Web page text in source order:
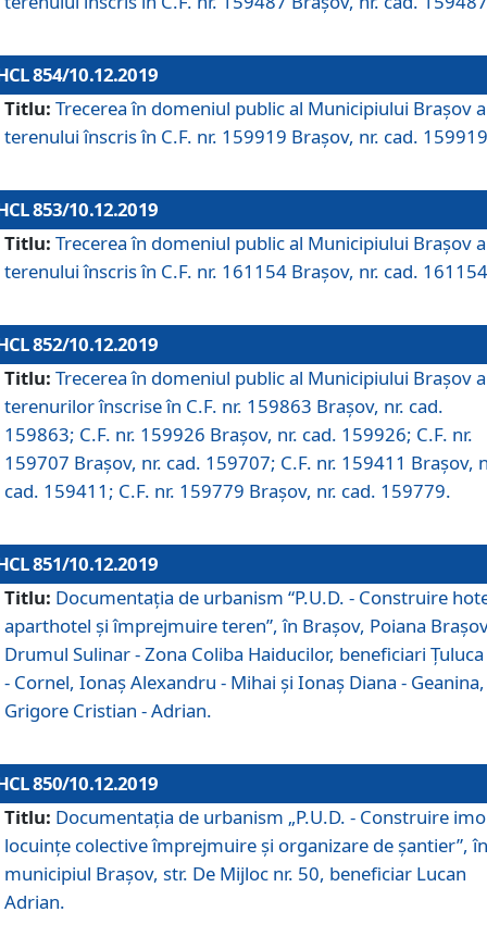
854/10.12.2019
Titlu: Trecerea în domeniul public al Municipiului Braşov a
terenului înscris în C.F. nr. 159919 Brașov, nr. cad.
853/10.12.2019
Titlu: Trecerea în domeniul public al Municipiului Braşov a
terenului înscris în C.F. nr. 161154 Brașov, nr. cad.
852/10.12.2019
Titlu: Trecerea în domeniul public al Municipiului Braşov a
terenurilor înscrise în C.F. nr. 159863 Brașov, nr. cad.
159863; C.F. nr. 159926 Brașov, nr. cad. 159926; C.F. nr.
159707 Brașov, nr. cad. 159707; C.F. nr. 159411 Brașov,
cad. 159411; C.F. nr. 159779 Brașov, nr. cad. 159779.
851/10.12.2019
Titlu: Documentaţia de urbanism “P.U.D. - Construire
aparthotel şi împrejmuire teren”, în Braşov, Poiana
Drumul Sulinar - Zona Coliba Haiducilor, beneficiari
- Cornel, Ionaş Alexandru - Mihai şi Ionaş Diana - Geanina,
Grigore Cristian - Adrian.
850/10.12.2019
Titlu: Documentaţia de urbanism „P.U.D. - Construire
locuințe colective împrejmuire și organizare de șantier”, în
municipiul Braşov, str. De Mijloc nr. 50, beneficiar Lucan
Adrian.